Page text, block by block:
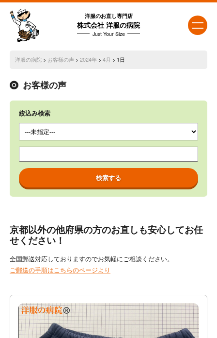
洋服のお直し専門店
株式会社 洋服の病院
Just Your Size
洋服の病院 > お客様の声> 2024年 > 4月 > 1日
お客様の声
絞込み検索
京都以外の他府県の方のお直しも安心してお任
せください！
全国郵送対応しておりますのでお気軽にご相談ください。
ご郵送の手順はこちらのページより